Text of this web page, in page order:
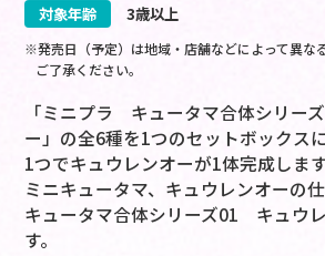
対象年齢
3歳以上
※発売日（予定）は地域・店舗などによって異な
ご了承ください。
「ミニプラ キュータマ合体シリー
ー」の全6種を1つのセットボックス
1つでキュウレンオーが1体完成しま
ミニキュータマ、キュウレンオーの
キュータマ合体シリーズ01 キュウ
す。